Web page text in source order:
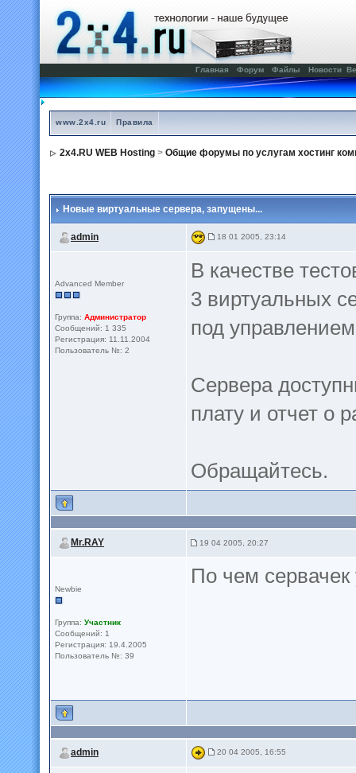
Главная Форум Файлы Новости
www.2x4.ru Правила
2x4.RU WEB Hosting > Общие форумы по услугам хостинг
Новые виртуальные сервера, запущены...
admin 18 01 2005, 23:14
Advanced Member
Группа: Администратор
Сообщений: 1 335
Регистрация: 11.11.2004
Пользователь №: 2
В качестве
3 виртуальных
под
Сервера
плату и отчет о
Обращайтесь.
Mr.RAY 19 04 2005, 20:27
Newbie
Группа: Участник
Сообщений: 1
Регистрация: 19.4.2005
Пользователь №: 39
По чем сервачек
admin 20 04 2005, 16:55